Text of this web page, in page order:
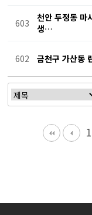
603
천안 두정동 마
생…
602 금천구 가산동